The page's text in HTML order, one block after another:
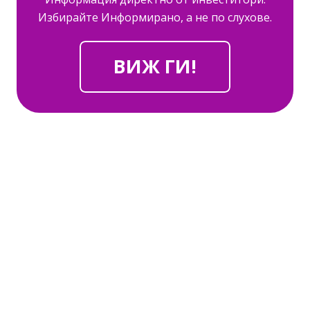
Избирайте Информирано, а не по слухове.
ВИЖ ГИ!